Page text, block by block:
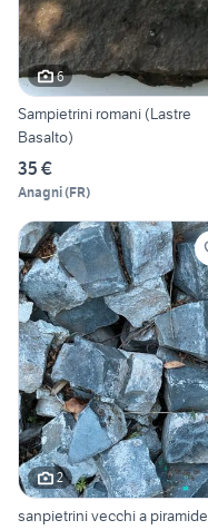
6
Sampietrini romani (Lastre
Basalto)
35 €
Anagni(FR)
2
sanpietrini vecchi a piramide